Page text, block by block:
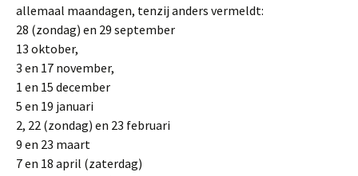
allemaal maandagen, tenzij anders vermeldt:
28 (zondag) en 29 september
13 oktober,
3 en 17 november,
1 en 15 december
5 en 19 januari
2, 22 (zondag) en 23 februari
9 en 23 maart
7 en 18 april (zaterdag)